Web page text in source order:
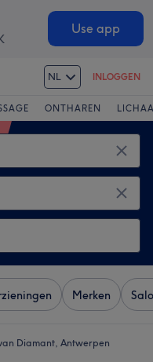
Use app
NL INLOGGEN
ONTHAREN
Merken
Diamant, Antwerpen